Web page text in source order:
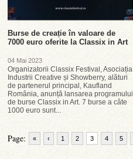
Burse de creație în valoare de
7000 euro oferite la Classix in Art
04 Mai 2023
Organizatorii Classix Festival, Asociația
Industrii Creative și Showberry, alături
de partenerul principal, Kaufland
România, anunță lansarea programului
de burse Classix in Art. 7 burse a câte
1000 euro sunt...
Page: « ‹ 1 2 3 4 5